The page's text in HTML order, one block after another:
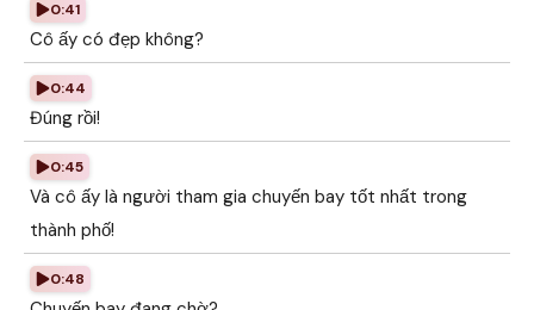
0:41
Cô ấy có đẹp không?
0:44
Đúng rồi!
0:45
Và cô ấy là người tham gia chuyến bay tốt nhất trong
thành phố!
0:48